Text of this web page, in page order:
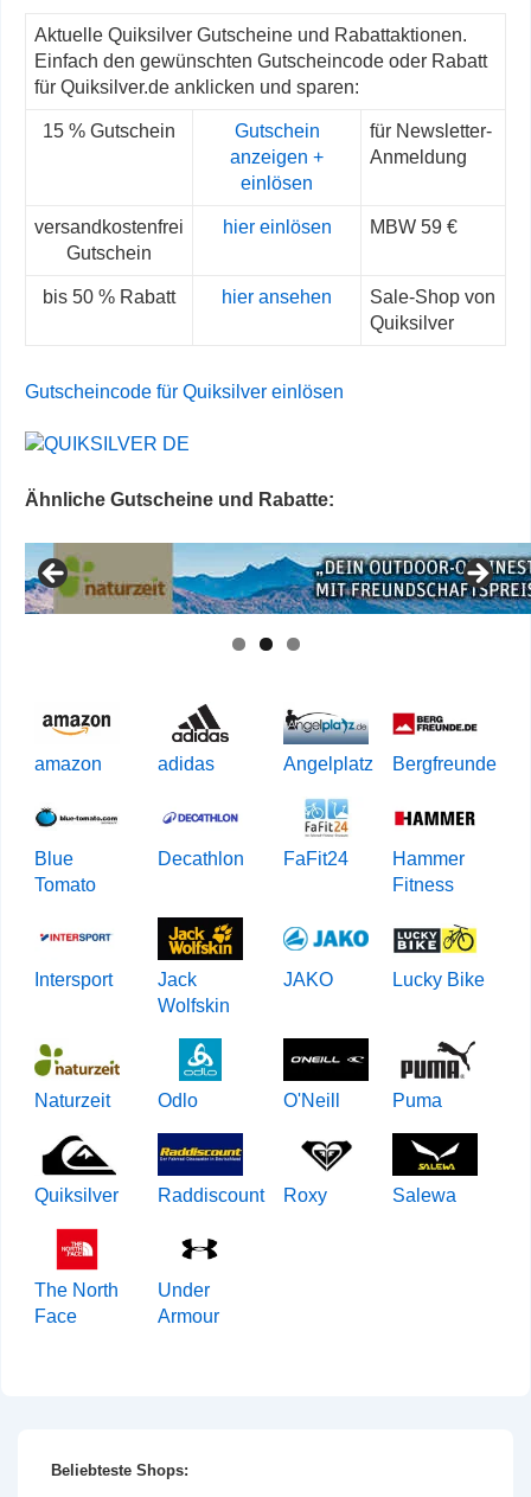
Aktuelle Quiksilver Gutscheine und Rabattaktionen.
Einfach den gewünschten Gutscheincode oder Rabatt
für Quiksilver.de anklicken und sparen:
15 % Gutschein
Gutschein
anzeigen +
einlösen
für Newsletter-
Anmeldung
versandkostenfrei
Gutschein
hier einlösen MBW 59 €
bis 50 % Rabatt hier ansehen
Sale-Shop von
Quiksilver
Gutscheincode für Quiksilver einlösen
Ähnliche Gutscheine und Rabatte:
amazon adidas Angelplatz Bergfreunde
Blue
Tomato
Decathlon FaFit24
Hammer
Fitness
Intersport
Jack
Wolfskin
JAKO Lucky Bike
Naturzeit Odlo O'Neill Puma
Quiksilver Raddiscount Roxy Salewa
The North
Face
Under
Armour
Beliebteste Shops: